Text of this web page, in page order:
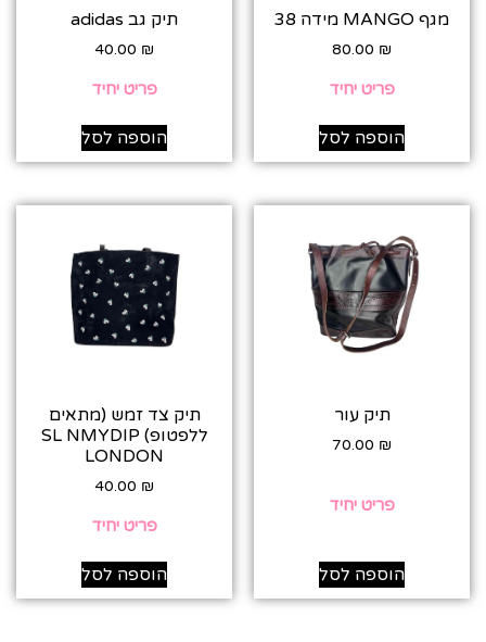
מגף MANGO מידה 38
80.00 ₪
פריט יחיד
הוספה לסל
תיק גב adidas
40.00 ₪
פריט יחיד
הוספה לסל
תיק עור
70.00 ₪
פריט יחיד
הוספה לסל
תיק צד זמש (מתאים
ללפטופ) SL NMYDIP
LONDON
40.00 ₪
פריט יחיד
הוספה לסל